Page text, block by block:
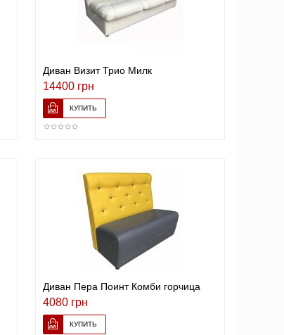
Диван Визит Трио Милк
14400 грн
Диван Пера Поинт Комби горчица
4080 грн